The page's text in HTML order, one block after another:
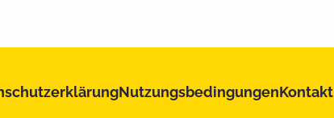
NutzungsbedingungenKontakt